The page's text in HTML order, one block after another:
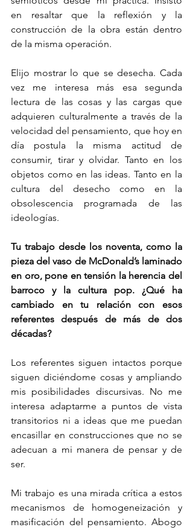
en resaltar que la reflexión y la
construcción de la obra están dentro
de la misma operación.
Elijo mostrar lo que se desecha. Cada
vez me interesa más esa segunda
lectura de las cosas y las cargas que
adquieren culturalmente a través de la
velocidad del pensamiento, que hoy en
día postula la misma actitud de
consumir, tirar y olvidar. Tanto en los
objetos como en las ideas. Tanto en la
cultura del desecho como en la
obsolescencia programada de las
ideologías.
Tu trabajo desde los noventa, como la
pieza del vaso de McDonald’s laminado
en oro, pone en tensión la herencia del
barroco y la cultura pop. ¿Qué ha
cambiado en tu relación con esos
referentes después de más de dos
décadas?
Los referentes siguen intactos porque
siguen diciéndome cosas y ampliando
mis posibilidades discursivas. No me
interesa adaptarme a puntos de vista
transitorios ni a ideas que me puedan
encasillar en construcciones que no se
adecuan a mi manera de pensar y de
ser.
Mi trabajo es una mirada crítica a estos
mecanismos de homogeneización y
masificación del pensamiento. Abogo